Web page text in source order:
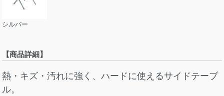
シルバー
【商品詳細】
熱・キズ・汚れに強く、ハードに使えるサイドテーブ
ル。